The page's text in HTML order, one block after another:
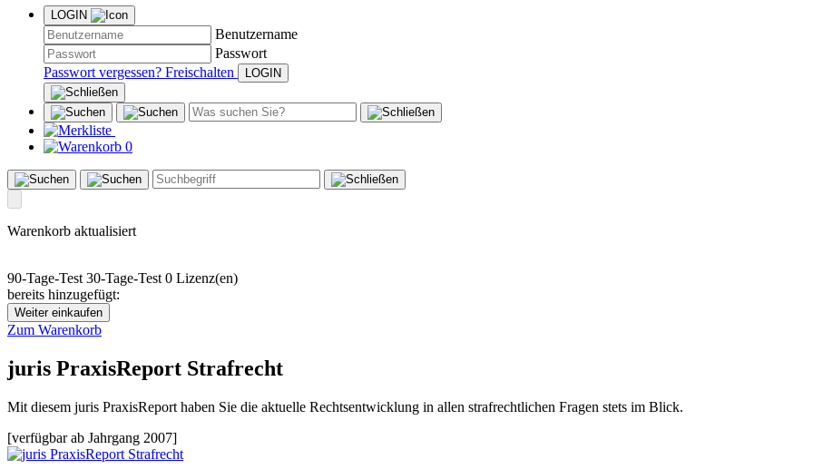
LOGIN
Benutzername
Passwort
Passwort vergessen? Freischalten
0
Warenkorb aktualisiert
90-Tage-Test 30-Tage-Test 0 Lizenz(en)
bereits hinzugefügt:
Weiter einkaufen
Zum Warenkorb
juris PraxisReport Strafrecht
Mit diesem juris PraxisReport haben Sie die aktuelle Rechtsentwicklung in allen strafrechtlichen Fragen stets im Blick.
[verfügbar ab Jahrgang 2007]